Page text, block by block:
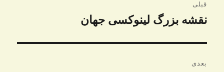
نوشته
قبلی
نوشته
نقشه بزرگ لینوکسی جهان
بعدی